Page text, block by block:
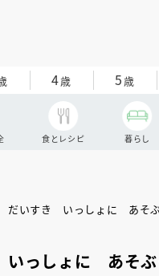
4歳 5歳
食とレシピ 暮らし
しょに あそぶっ